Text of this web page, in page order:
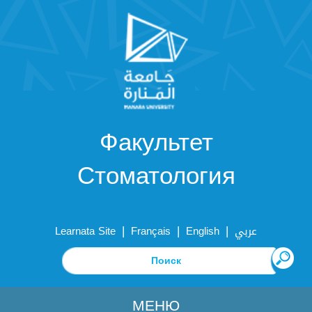
Факультет
Стоматология
Learnata Site | Français | English | عربي
МЕНЮ